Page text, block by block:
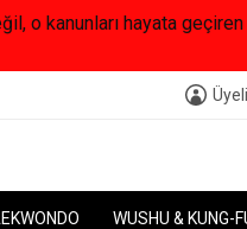
o kanunları hayata
WUSHU & KUNG-